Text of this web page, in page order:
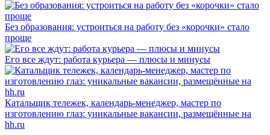
Без образования: устроиться на работу без «корочки» стало
проще
Его все ждут: работа курьера — плюсы и минусы
Катальщик тележек, календарь-менеджер, мастер по
изготовлению глаз: уникальные вакансии, размещённые на
hh.ru